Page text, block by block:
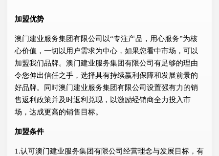
加盟优势
澳门建业服务集团有限公司以“专注产品，用心服务”为核
心价值，一切以用户需求为中心，如果您看中市场，可以
加盟我们品牌。澳门建业服务集团有限公司有足够的理由
令您伸出信任之手，选择具有持续赢利保障和发展前景的
好品牌。同时澳门建业服务集团有限公司设置强有力的销
售返利政策并及时返利兑现，以激励经销商全力投入市
场，达成更高的销售目标。
加盟条件
1.认可澳门建业服务集团有限公司经营理念与发展目标，有